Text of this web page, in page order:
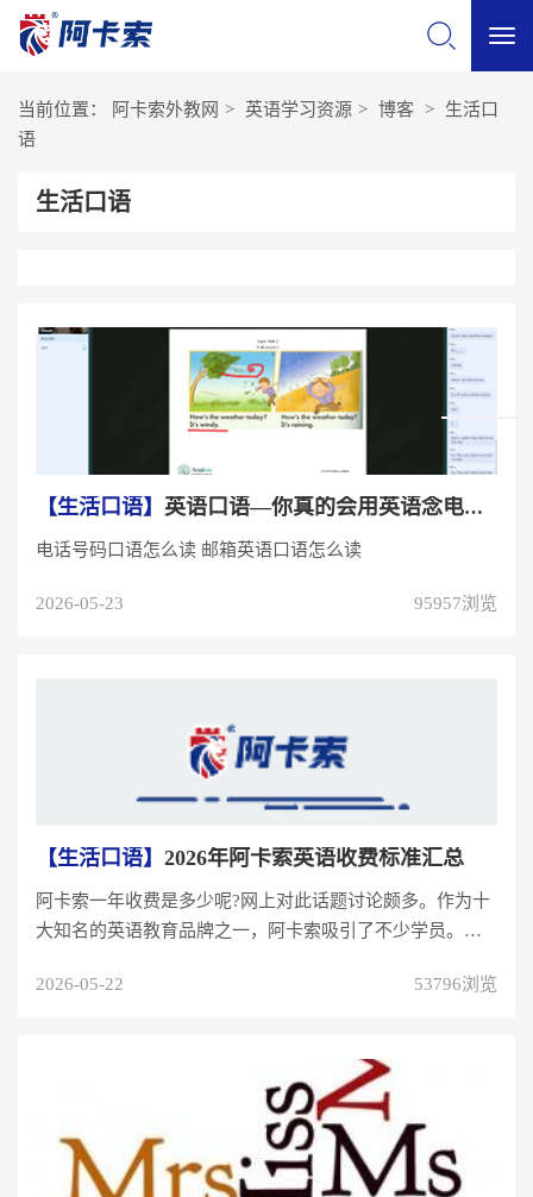
当前位置： 阿卡索外教网 > 英语学习资源 > 博客 >
生活口
语
生活口语
【生活口语】 英语口语—你真的会用英语念电话号码和邮箱吗？
电话号码口语怎么读 邮箱英语口语怎么读
2026-05-23 95957浏览
【生活口语】 2026年阿卡索英语收费标准汇总
阿卡索一年收费是多少呢?网上对此话题讨论颇多。作为十
大知名的英语教育品牌之一，阿卡索吸引了不少学员。从
2026-05-22
53796浏览